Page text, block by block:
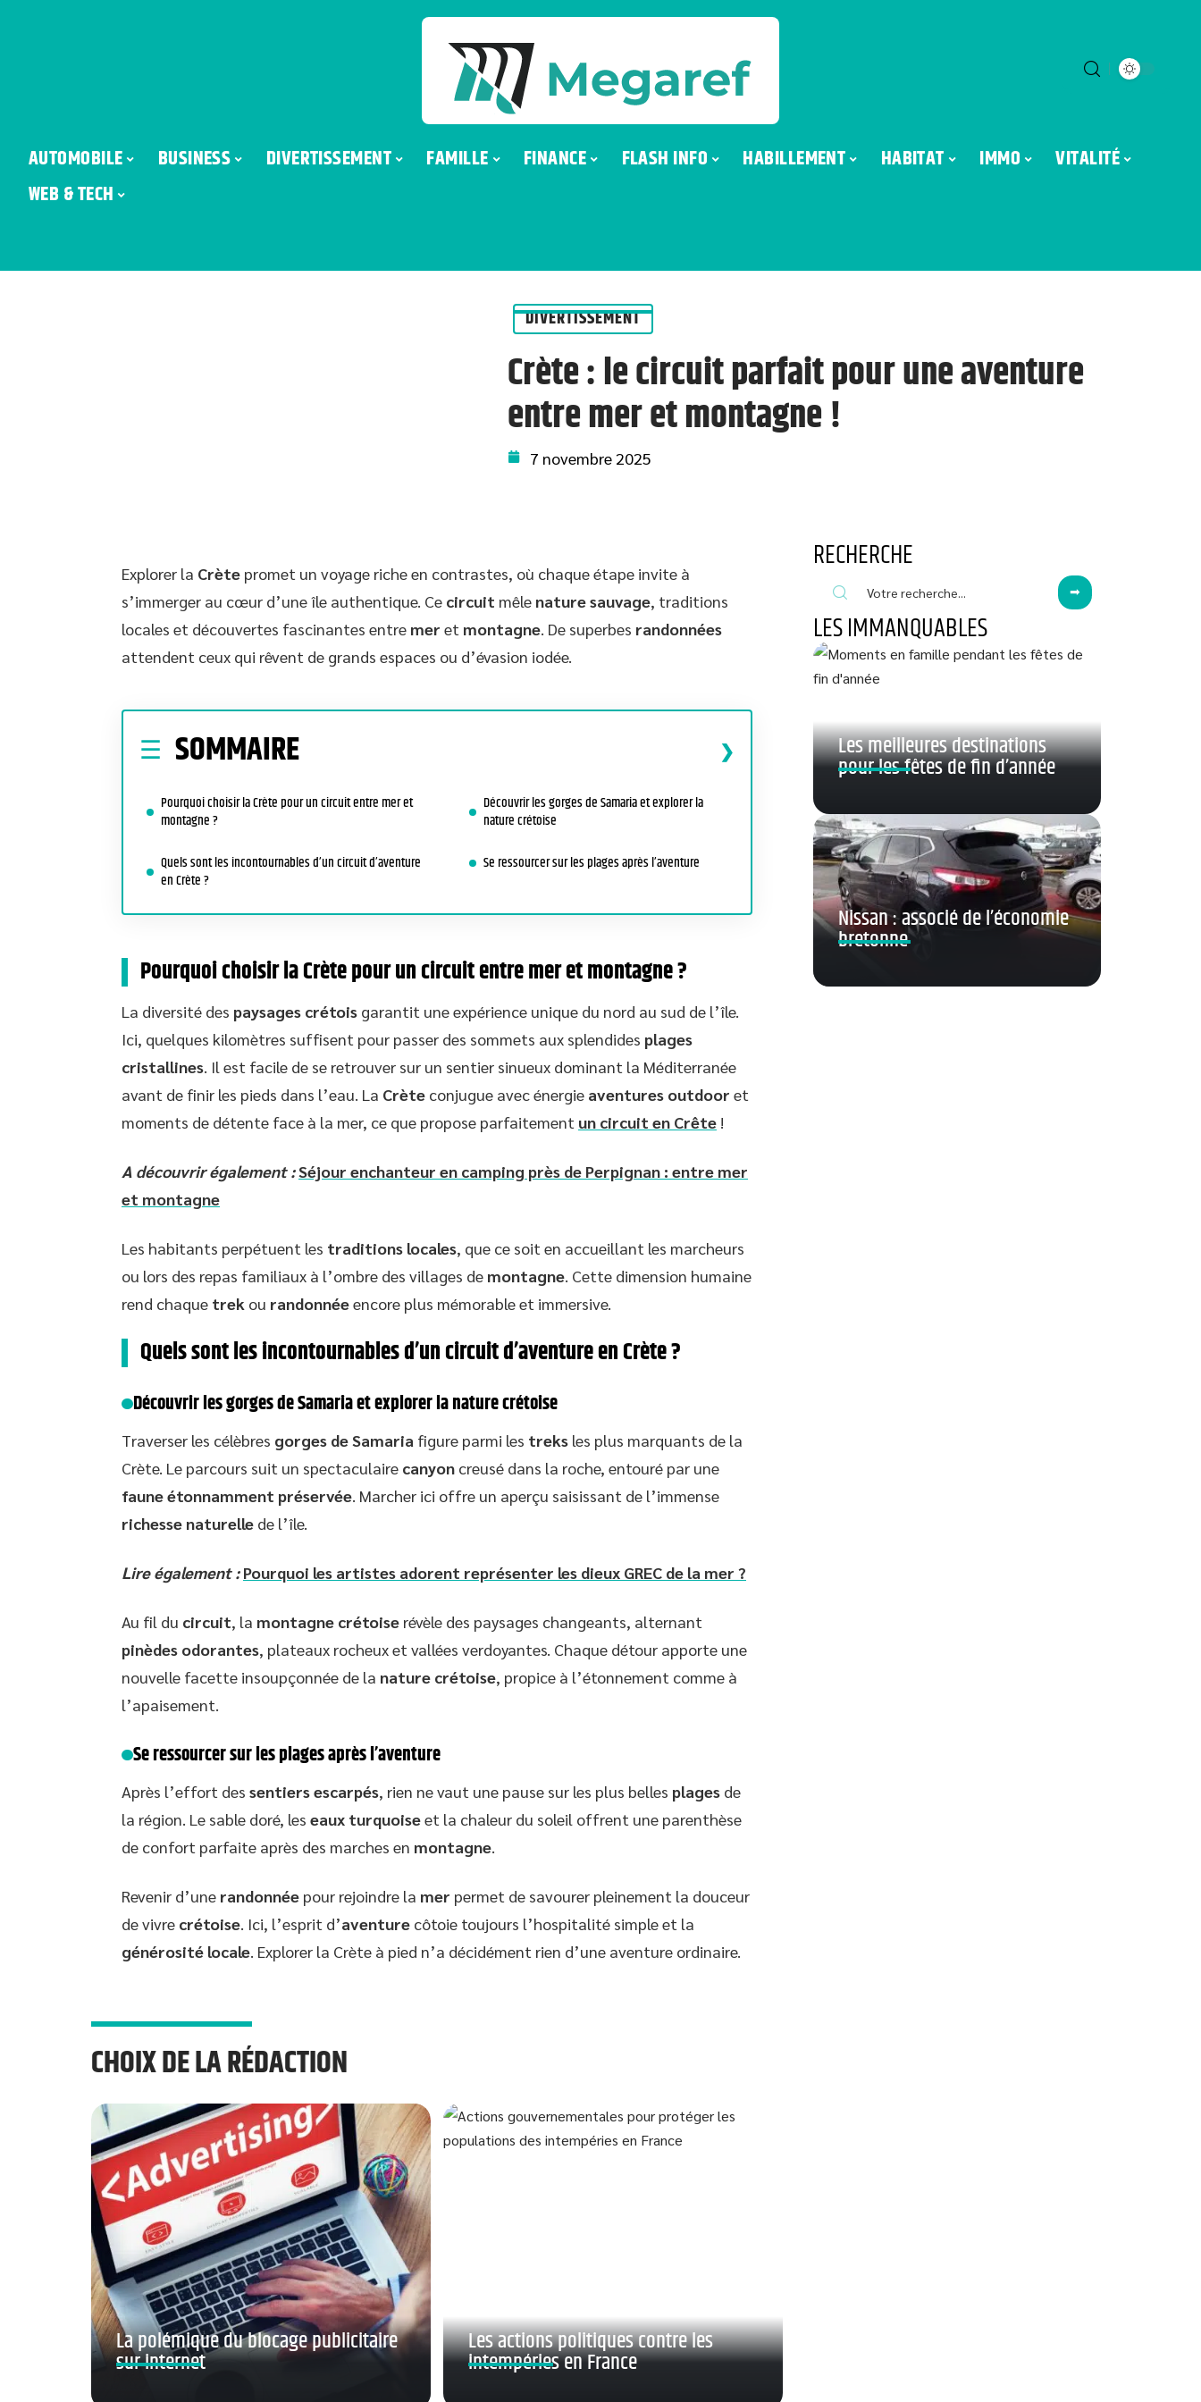
AUTOMOBILE BUSINESS DIVERTISSEMENT FAMILLE FINANCE FLASH INFO HABILLEMENT HABITAT IMMO
VITALITÉ
WEB & TECH
DIVERTISSEMENT
Crète : le circuit parfait pour une aventure
entre mer et montagne !
7 novembre 2025
Explorer la Crète promet un voyage riche en contrastes, où chaque étape invite à
s’immerger au cœur d’une île authentique. Ce circuit mêle nature sauvage, traditions
locales et découvertes fascinantes entre mer et montagne. De superbes randonnées
attendent ceux qui rêvent de grands espaces ou d’évasion iodée.
SOMMAIRE
Pourquoi choisir la Crète pour un circuit entre mer et
montagne ?
Quels sont les incontournables d’un circuit d’aventure
en Crète ?
Découvrir les gorges de Samaria et explorer la
nature crétoise
Se ressourcer sur les plages après l’aventure
Pourquoi choisir la Crète pour un circuit entre mer et montagne ?
La diversité des paysages crétois garantit une expérience unique du nord au sud de l’île.
Ici, quelques kilomètres suffisent pour passer des sommets aux splendides plages
cristallines. Il est facile de se retrouver sur un sentier sinueux dominant la Méditerranée
avant de finir les pieds dans l’eau. La Crète conjugue avec énergie aventures outdoor et
moments de détente face à la mer, ce que propose parfaitement un circuit en Crête !
A découvrir également :Séjour enchanteur en camping près de Perpignan : entre mer
et montagne
Les habitants perpétuent les traditions locales, que ce soit en accueillant les marcheurs
ou lors des repas familiaux à l’ombre des villages de montagne. Cette dimension humaine
rend chaque trek ou randonnéeencore plus mémorable et immersive.
Quels sont les incontournables d’un circuit d’aventure en Crète ?
Découvrir les gorges de Samaria et explorer la nature crétoise
Traverser les célèbres gorges de Samaria figure parmi les treks les plus marquants de la
Crète. Le parcours suit un spectaculaire canyon creusé dans la roche, entouré par une
faune étonnamment préservée. Marcher ici offre un aperçu saisissant de l’immense
richesse naturelle de l’île.
Lire également : Pourquoi les artistes adorent représenter les dieux GREC de la mer ?
Au fil du circuit, la montagne crétoise révèle des paysages changeants, alternant
pinèdes odorantes, plateaux rocheux et vallées verdoyantes. Chaque détour apporte une
nouvelle facette insoupçonnée de la nature crétoise, propice à l’étonnement comme à
l’apaisement.
Se ressourcer sur les plages après l’aventure
Après l’effort des sentiers escarpés, rien ne vaut une pause sur les plus belles plages de
la région. Le sable doré, les eaux turquoiseet la chaleur du soleil offrent une parenthèse
de confort parfaite après des marches en montagne.
Revenir d’une randonnée pour rejoindre la mer permet de savourer pleinement la douceur
de vivre crétoise. Ici, l’esprit d’aventure côtoie toujours l’hospitalité simple et la
générosité locale. Explorer la Crète à pied n’a décidément rien d’une aventure ordinaire.
CHOIX DE LA RÉDACTION
La polémique du blocage publicitaire
sur internet
Les actions politiques contre les
intempéries en France
RECHERCHE
LES IMMANQUABLES
Les meilleures destinations
pour les fêtes de fin d’année
Nissan : associé de l’économie
bretonne